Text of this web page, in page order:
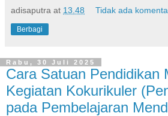
adisaputra at 13.48 Tidak ada
Berbagi
Rabu, 30 Juli 2025
Cara Satuan Pendidikan
Kegiatan Kokurikuler
pada Pembelajaran